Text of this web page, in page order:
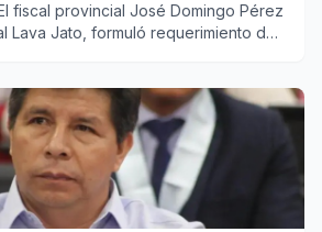
fiscal provincial José Domingo Pérez
Lava Jato, formuló requerimiento de